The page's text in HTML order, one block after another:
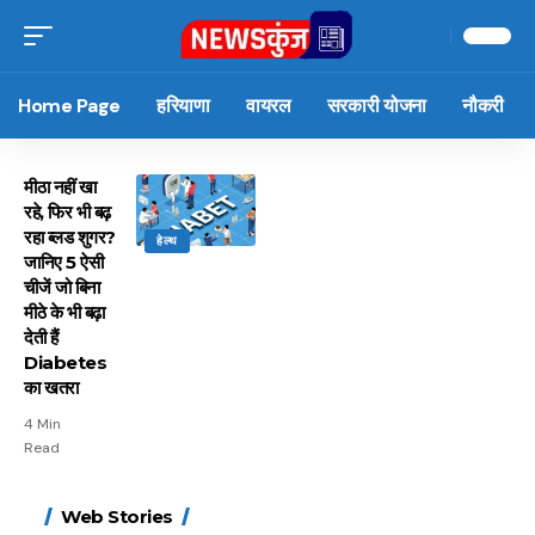
Home Page हरियाणा वायरल सरकारी योजना नौकरी
हेल्थ
मीठा नहीं खा
रहे, फिर भी बढ़
रहा ब्लड शुगर?
जानिए 5 ऐसी
चीजें जो बिना
मीठे के भी बढ़ा
देती हैं
Diabetes
का खतरा
4 Min
Read
Web Stories
15 नवंबर से लागू होंगे
मोटापे को कम करने के लिए